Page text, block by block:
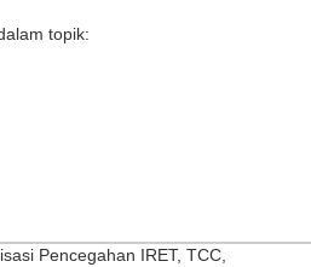
topik:
Pencegahan IRET, TCC,